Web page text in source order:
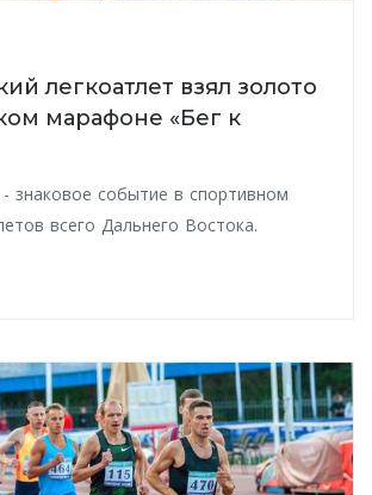
легкоатлет взял золото
марафоне «Бег к
знаковое событие в спортивном
всего Дальнего Востока.